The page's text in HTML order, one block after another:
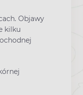
Objawy
kilku